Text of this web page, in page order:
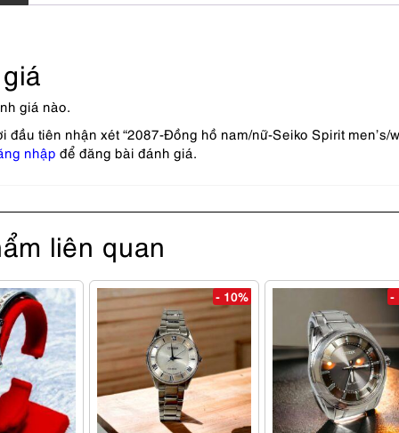
giá nào.
đầu tiên nhận xét “2087-Đồng hồ nam/nữ-Seiko Spirit men’s/
nhập để đăng bài đánh giá.
liên quan
- 10% -